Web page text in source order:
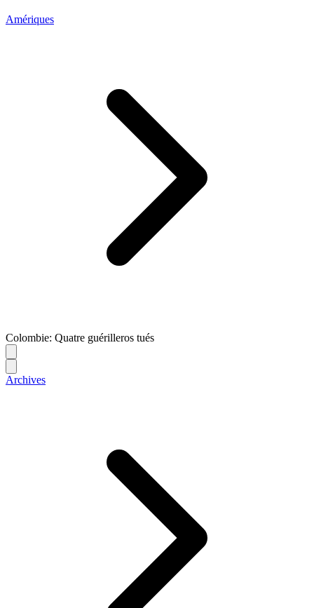
Amériques
Colombie: Quatre guérilleros tués
Archives